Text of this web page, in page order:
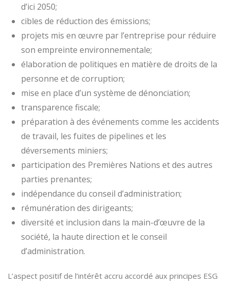
d’ici 2050;
cibles de réduction des émissions;
projets mis en œuvre par l’entreprise pour réduire
son empreinte environnementale;
élaboration de politiques en matière de droits de la
personne et de corruption;
mise en place d’un système de dénonciation;
transparence fiscale;
préparation à des événements comme les accidents
de travail, les fuites de pipelines et les
déversements miniers;
participation des Premières Nations et des autres
parties prenantes;
indépendance du conseil d’administration;
rémunération des dirigeants;
diversité et inclusion dans la main-d’œuvre de la
société, la haute direction et le conseil
d’administration.
L’aspect positif de l’intérêt accru accordé aux principes ESG